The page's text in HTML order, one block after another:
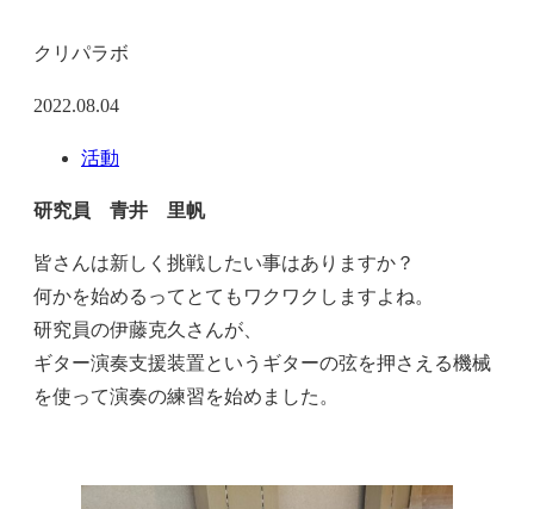
クリパラボ
2022.08.04
活動
研究員 青井 里帆
皆さんは新しく挑戦したい事はありますか？
何かを始めるってとてもワクワクしますよね。
研究員の伊藤克久さんが、
ギター演奏支援装置というギターの弦を押さえる機械
を使って演奏の練習を始めました。